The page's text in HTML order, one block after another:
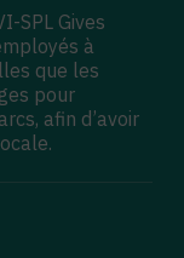
SPL Gives
à
que les
pour
afin d’avoir